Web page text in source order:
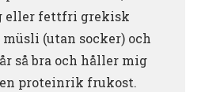
eller fettfri grekisk
(utan socker) och
så bra och håller mig
proteinrik frukost.